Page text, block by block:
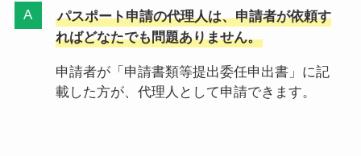
パスポート申請の代理人は、申請者が依頼す
ればどなたでも問題ありません。
申請者が「申請書類等提出委任申出書」に記
載した方が、代理人として申請できます。